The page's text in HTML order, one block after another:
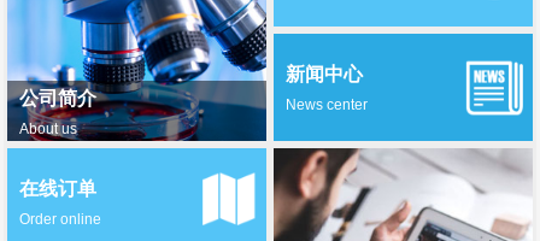
公司简介
About us
新闻中心
News center
在线订单
Order online